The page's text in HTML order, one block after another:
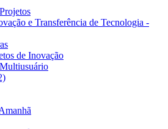
e Transferência de Tecnologia -
de Inovação